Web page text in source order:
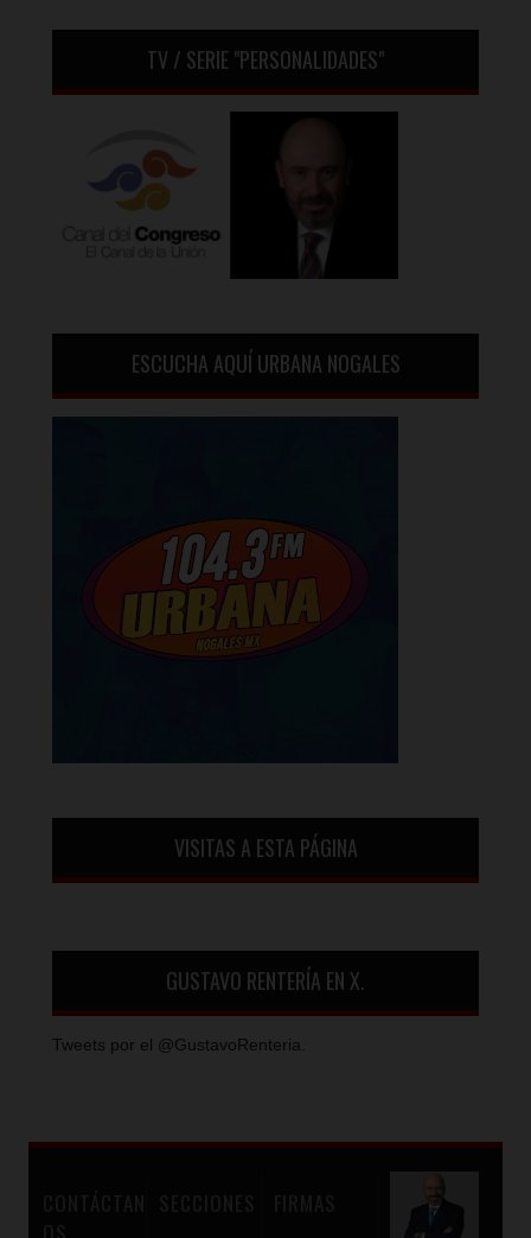
TV / SERIE "PERSONALIDADES"
ESCUCHA AQUÍ URBANA NOGALES
VISITAS A ESTA PÁGINA
GUSTAVO RENTERÍA EN X.
Tweets por el @GustavoRenteria.